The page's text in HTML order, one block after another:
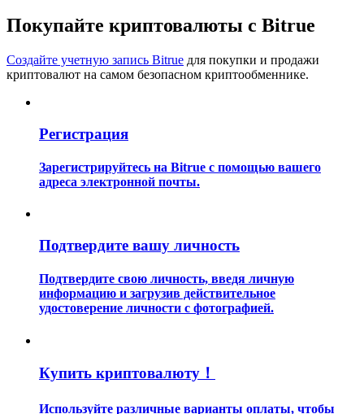
Гид
Торговые стратегии
Покупайте криптовалюты с Bitrue
Создайте учетную запись Bitrue для покупки и продажи
криптовалют на самом безопасном криптообменнике.
Регистрация
Зарегистрируйтесь на Bitrue с помощью вашего
адреса электронной почты.
Подтвердите вашу личность
Подтвердите свою личность, введя личную
информацию и загрузив действительное
удостоверение личности с фотографией.
Купить криптовалюту！
Используйте различные варианты оплаты, чтобы